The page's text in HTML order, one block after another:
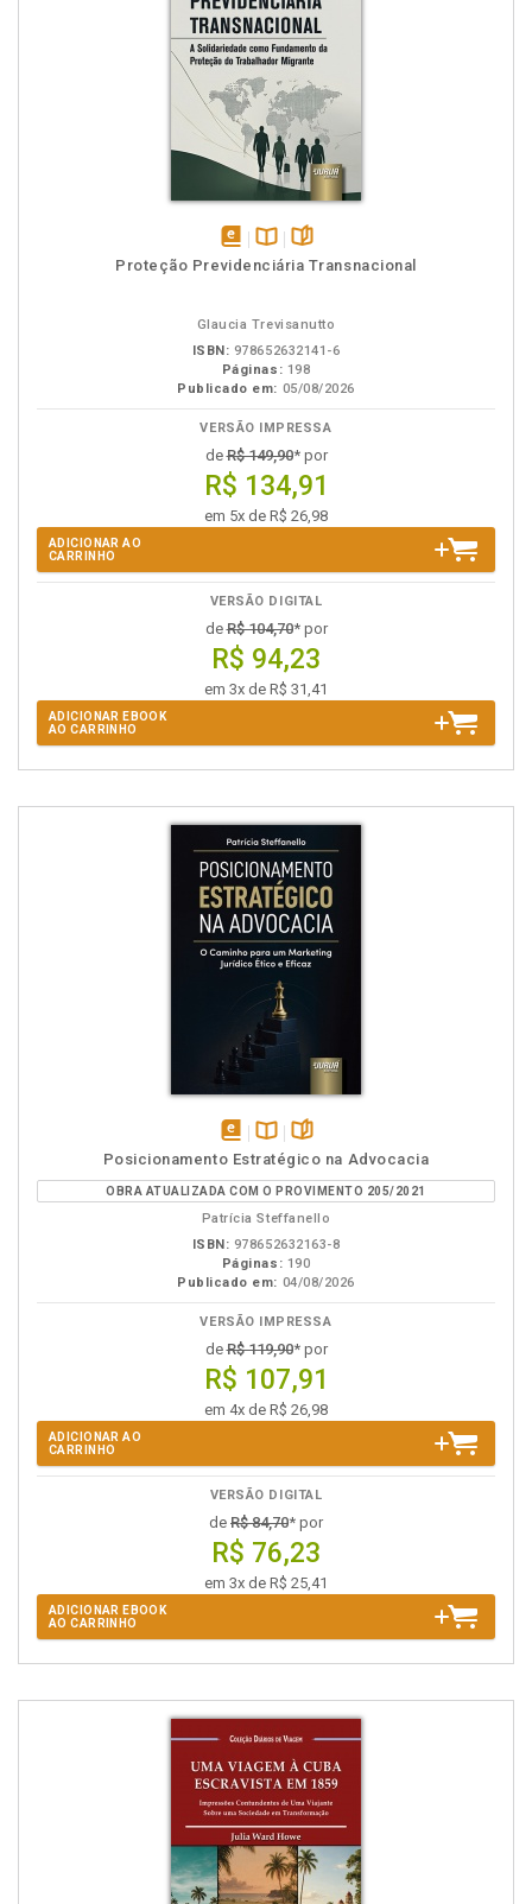
disponívelDisponível
páginas
Proteção Previdenciária Transnacional
Glaucia Trevisanutto
ISBN: 978652632141-6
Páginas: 198
Publicado em: 05/08/2026
VERSÃO IMPRESSA
deR$ 149,90* por
R$ 134,91
em 5x de R$ 26,98
ADICIONAR AO
CARRINHO
VERSÃO DIGITAL
deR$ 104,70* por
R$ 94,23
em 3x de R$ 31,41
ADICIONAR EBOOK
AO CARRINHO
disponível
em
eBook
Disponível
na
B.V.
páginas
Posicionamento Estratégico na Advocacia
OBRA ATUALIZADA COM O PROVIMENTO 205/2021
Patrícia Steffanello
ISBN: 978652632163-8
Páginas: 190
Publicado em: 04/08/2026
VERSÃO IMPRESSA
deR$ 119,90* por
R$ 107,91
em 4x de R$ 26,98
ADICIONAR AO
CARRINHO
VERSÃO DIGITAL
de R$ 84,70* por
R$ 76,23
em 3x de R$ 25,41
ADICIONAR EBOOK
AO CARRINHO